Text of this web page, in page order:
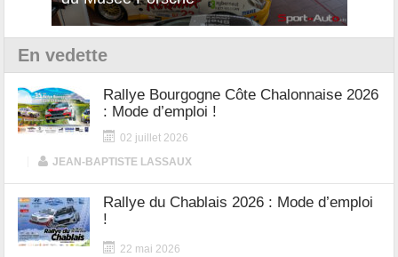
En vedette
Rallye Bourgogne Côte Chalonnaise 2026
: Mode d’emploi !
02 juillet 2026
JEAN-BAPTISTE LASSAUX
Rallye du Chablais 2026 : Mode d’emploi
!
22 mai 2026